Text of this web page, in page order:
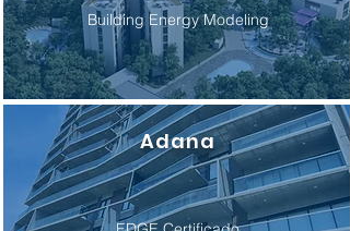
Building Energy Modeling
Adana